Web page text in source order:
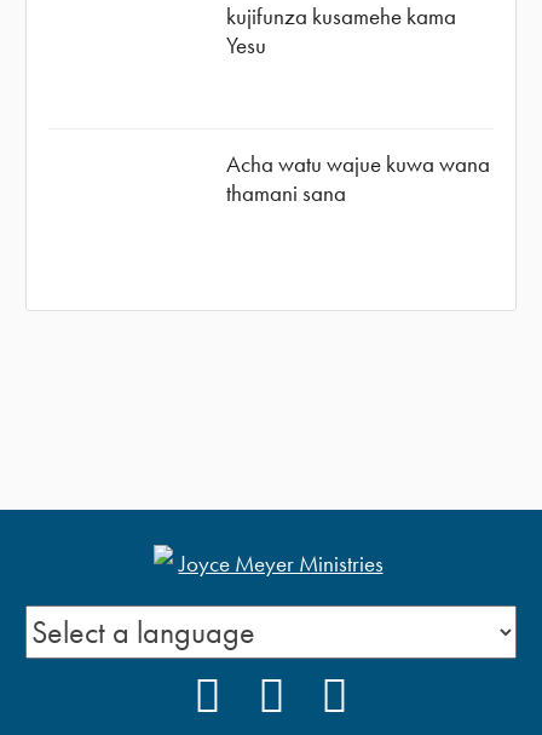
kujifunza kusamehe kama
Yesu
Acha watu wajue kuwa wana
thamani sana